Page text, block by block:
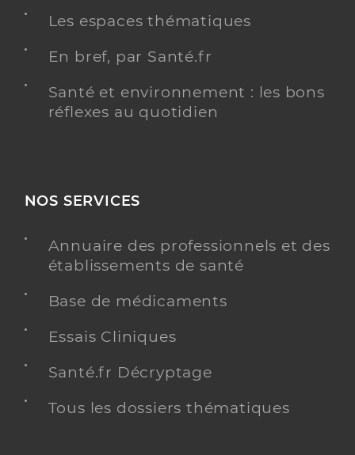
Les espaces thématiques
En bref, par Santé.fr
Santé et environnement : les bons
réflexes au quotidien
NOS SERVICES
Annuaire des professionnels et des
établissements de santé
Base de médicaments
Essais Cliniques
Santé.fr Décryptage
Tous les dossiers thématiques